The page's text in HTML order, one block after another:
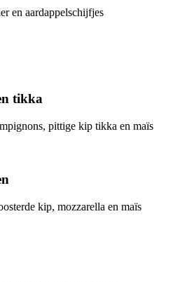
en aardappelschijfjes
tikka
pittige kip tikka en maïs
kip, mozzarella en maïs